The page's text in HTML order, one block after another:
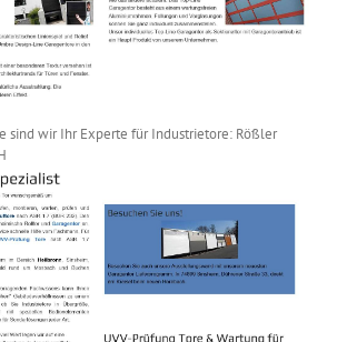
sind wir Ihr Experte für Industrietore: Rößler